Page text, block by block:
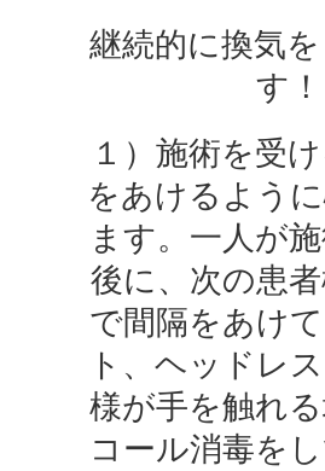
継続的に換気
す！
１）施術を受
をあけるよう
ます。一人が
後に、次の患
で間隔をあけ
ト、ヘッドレ
様が手を触れ
コール消毒を